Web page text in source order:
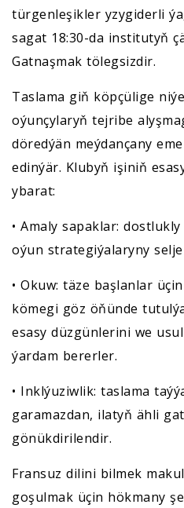
türgenleşikler yzygiderli
sagat 18:30-da institutyň
Gatnaşmak tölegsizdir.
Taslama giň köpçülige
oýunçylaryň tejribe
döredýän meýdançany
edinýär. Klubyň işiniň
ybarat:
• Amaly sapaklar:
oýun strategiýalaryny
• Okuw: täze başlanlar
kömegi göz öňünde
esasy düzgünlerini we
ýardam bererler.
• Inklýuziwlik: taslama
garamazdan, ilatyň ähli
gönükdirilendir.
Fransuz dilini bilmek
goşulmak üçin hökmany